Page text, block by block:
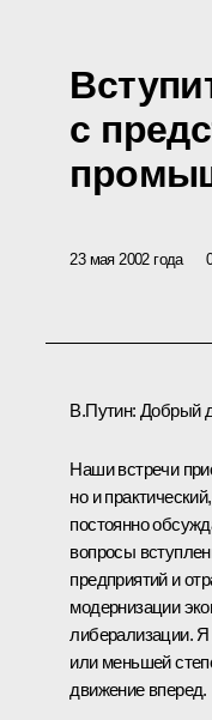
с
23 мая 2002 года
В.Путин: Добрый
Наши встречи
но и
постоянно
вопросы
предприятий и
модернизации
либерализации.
или меньшей
движение вперед.